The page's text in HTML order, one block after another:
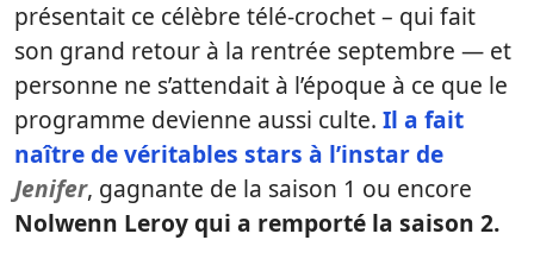
présentait ce célèbre télé-crochet – qui fait
son grand retour à la rentrée septembre — et
personne ne s’attendait à l’époque à ce que le
programme devienne aussi culte. Il a fait
naître de véritables stars à l’instar de
Jenifer, gagnante de la saison 1 ou encore
Nolwenn Leroy qui a remporté la saison 2.